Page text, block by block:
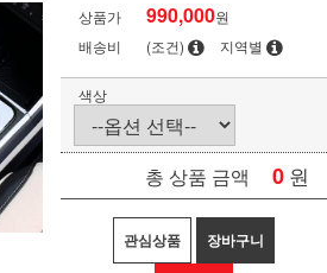
상품가 990,000원
배송비
(조건) 지역별
색상
총 상품 금액 0 원
관심상품 장바구니